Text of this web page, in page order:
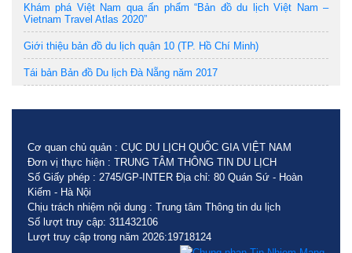
Khám phá Việt Nam qua ấn phẩm “Bản đồ du lịch Việt Nam –
Vietnam Travel Atlas 2020”
Giới thiệu bản đồ du lịch quận 10 (TP. Hồ Chí Minh)
Tái bản Bản đồ Du lịch Đà Nẵng năm 2017
Cơ quan chủ quản : CỤC DU LỊCH QUỐC GIA VIỆT NAM
Đơn vị thực hiện : TRUNG TÂM THÔNG TIN DU LỊCH
Số Giấy phép : 2745/GP-INTER Địa chỉ: 80 Quán Sứ - Hoàn
Kiếm - Hà Nội
Chịu trách nhiệm nội dung : Trung tâm Thông tin du lịch
Số lượt truy cập: 311432106
Lượt truy cập trong năm 2026:19718124